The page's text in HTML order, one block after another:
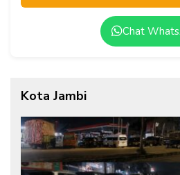
Chat
Kota Jambi